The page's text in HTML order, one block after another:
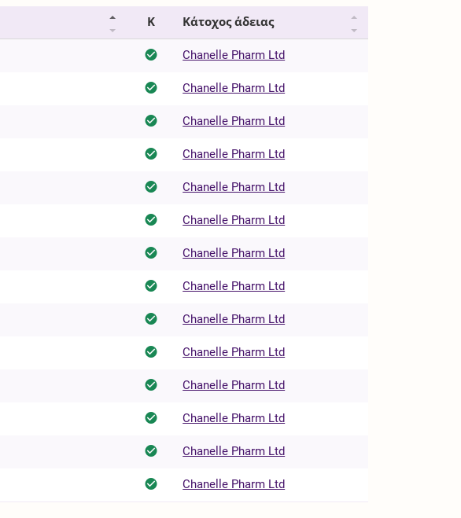
Κ Κάτοχος άδειας
Chanelle Pharm Ltd
Chanelle Pharm Ltd
Chanelle Pharm Ltd
Chanelle Pharm Ltd
Chanelle Pharm Ltd
Chanelle Pharm Ltd
Chanelle Pharm Ltd
Chanelle Pharm Ltd
Chanelle Pharm Ltd
Chanelle Pharm Ltd
Chanelle Pharm Ltd
Chanelle Pharm Ltd
Chanelle Pharm Ltd
Chanelle Pharm Ltd